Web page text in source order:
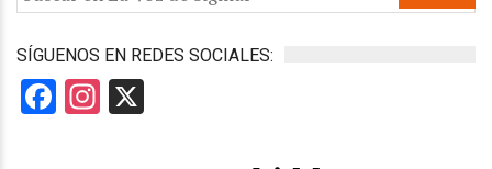
SÍGUENOS EN REDES SOCIALES:
Facebook
Instagram